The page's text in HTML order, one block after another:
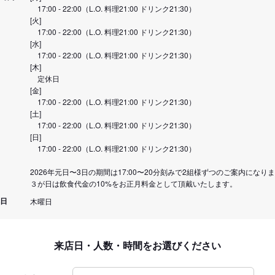
17:00 - 22:00（L.O. 料理21:00 ドリンク21:30）
[火]
17:00 - 22:00（L.O. 料理21:00 ドリンク21:30）
[水]
17:00 - 22:00（L.O. 料理21:00 ドリンク21:30）
[木]
定休日
[金]
17:00 - 22:00（L.O. 料理21:00 ドリンク21:30）
[土]
17:00 - 22:00（L.O. 料理21:00 ドリンク21:30）
[日]
17:00 - 22:00（L.O. 料理21:00 ドリンク21:30）
2026年元日〜3日の期間は17:00〜20分刻みで2組様ずつのご案内になり
３が日は飲食代金の10%をお正月料金として頂戴いたします。
木曜日
来店日・人数・時間をお選びください